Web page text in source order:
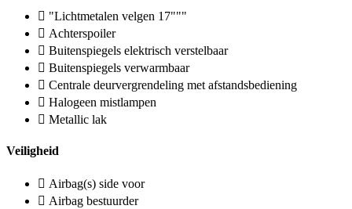
"Lichtmetalen velgen 17"""
Achterspoiler
Buitenspiegels elektrisch verstelbaar
Buitenspiegels verwarmbaar
Centrale deurvergrendeling met afstandsbediening
Halogeen mistlampen
Metallic lak
Veiligheid
Airbag(s) side voor
Airbag bestuurder